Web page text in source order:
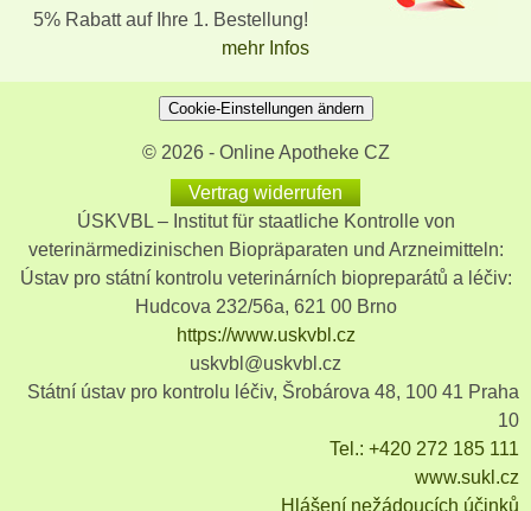
5% Rabatt auf Ihre 1. Bestellung!
mehr Infos
Cookie-Einstellungen ändern
© 2026 - Online Apotheke CZ
Vertrag widerrufen
ÚSKVBL – Institut für staatliche Kontrolle von
veterinärmedizinischen Biopräparaten und Arzneimitteln:
Ústav pro státní kontrolu veterinárních biopreparátů a léčiv:
Hudcova 232/56a, 621 00 Brno
https://www.uskvbl.cz
uskvbl@uskvbl.cz
Státní ústav pro kontrolu léčiv, Šrobárova 48, 100 41 Praha
10
Tel.: +420 272 185 111
www.sukl.cz
Hlášení nežádoucích účinků